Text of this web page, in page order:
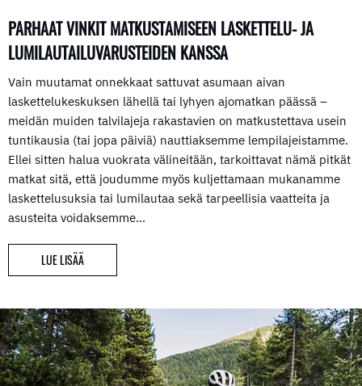
PARHAAT VINKIT MATKUSTAMISEEN LASKETTELU- JA
LUMILAUTAILUVARUSTEIDEN KANSSA
Vain muutamat onnekkaat sattuvat asumaan aivan
laskettelukeskuksen lähellä tai lyhyen ajomatkan päässä –
meidän muiden talvilajeja rakastavien on matkustettava usein
tuntikausia (tai jopa päiviä) nauttiaksemme lempilajeistamme.
Ellei sitten halua vuokrata välineitään, tarkoittavat nämä pitkät
matkat sitä, että joudumme myös kuljettamaan mukanamme
laskettelusuksia tai lumilautaa sekä tarpeellisia vaatteita ja
asusteita voidaksemme…
LUE LISÄÄ